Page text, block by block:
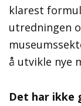
klarest
utredningen
å utvikle nye
Det har ikke